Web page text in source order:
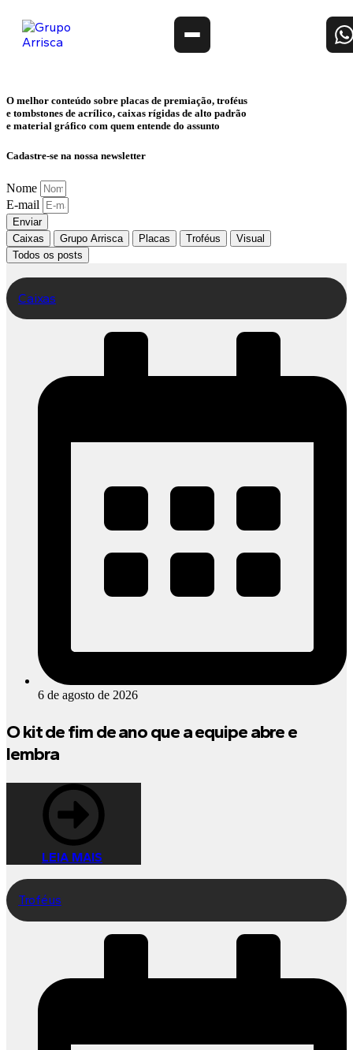
O melhor conteúdo sobre placas de premiação, troféus
e tombstones de acrílico, caixas rígidas de alto padrão
e material gráfico com quem entende do assunto
Cadastre-se na nossa newsletter
Nome
E-mail
Enviar
Caixas
Grupo Arrisca Placas Troféus
Visual
Todos os posts
Caixas
6 de agosto de 2026
O kit de fim de ano que a equipe abre e
lembra
LEIA MAIS
Troféus